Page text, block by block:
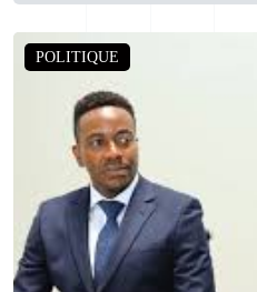
POLITIQUE